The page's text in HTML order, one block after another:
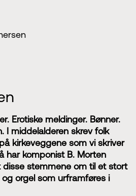
Erotiske meldinger. Bønner.
I middelalderen skrev folk
kirkeveggene som vi skriver
har komponist B. Morten
stemmene om til et stort
orgel som urframføres i